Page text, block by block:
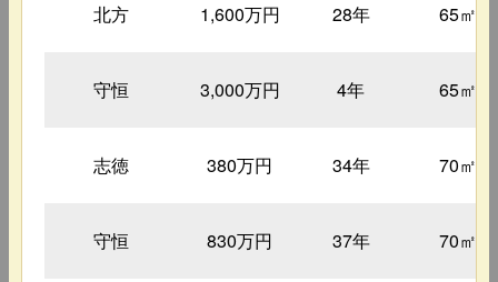
北方 1,600万円 28年 65㎡
守恒 3,000万円 4年 65㎡
志徳 380万円 34年 70㎡
守恒 830万円 37年 70㎡